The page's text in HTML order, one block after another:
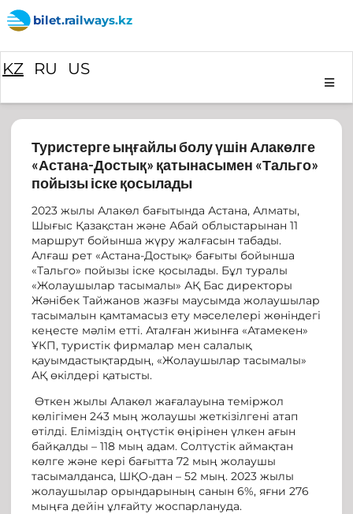
bilet.railways.kz
KZ RU US
Туристерге ыңғайлы болу үшін Алакөлге
«Астана-Достық» қатынасымен «Тальго»
пойызы іске қосылады
2023 жылы Алакөл бағытында Астана, Алматы,
Шығыс Қазақстан және Абай облыстарынан 11
маршрут бойынша жүру жалғасын табады.
Алғаш рет «Астана-Достық» бағыты бойынша
«Тальго» пойызы іске қосылады. Бұл туралы
«Жолаушылар тасымалы» АҚ Бас директоры
Жәнібек Тайжанов жазғы маусымда жолаушылар
тасымалын қамтамасыз ету мәселелері жөніндегі
кеңесте мәлім етті. Аталған жиынға «Атамекен»
ҰКП, туристік фирмалар мен салалық
қауымдастықтардың, «Жолаушылар тасымалы»
АҚ өкілдері қатысты.
Өткен жылы Алакөл жағалауына теміржол
көлігімен 243 мың жолаушы жеткізілгені атап
өтілді. Еліміздің оңтүстік өңірінен үлкен ағын
байқалды – 118 мың адам. Солтүстік аймақтан
көлге және кері бағытта 72 мың жолаушы
тасымалданса, ШҚО-дан – 52 мың. 2023 жылы
жолаушылар орындарының санын 6%, яғни 276
мыңға дейін ұлғайту жоспарлануда.